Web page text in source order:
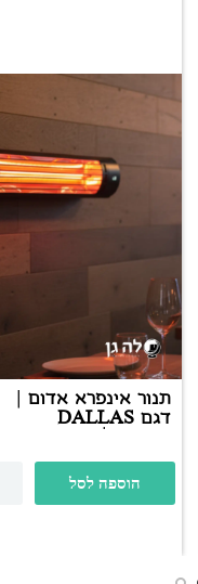
תנור אינפרא אדום |
דגם DALLAS
הוספה לסל